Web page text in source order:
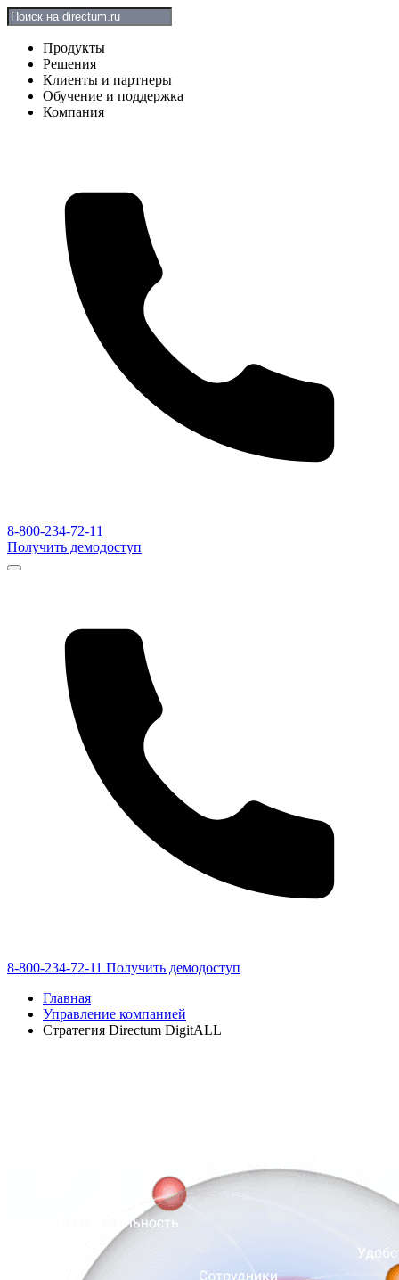
Продукты
Решения
Клиенты и партнеры
Обучение и поддержка
Компания
8-800-234-72-11
Получить демодоступ
8-800-234-72-11 Получить демодоступ
Главная
Управление компанией
Стратегия Directum DigitALL